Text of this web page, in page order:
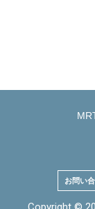
送
お問い